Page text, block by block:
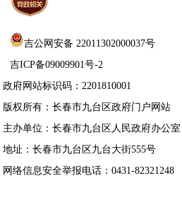
吉公网安备 22011302000037号
吉ICP备09009901号-2
政府网站标识码：2201810001
版权所有：长春市九台区政府门户网站
主办单位：长春市九台区人民政府办公室
地址：长春市九台区九台大街555号
网络信息安全举报电话：0431-82321248